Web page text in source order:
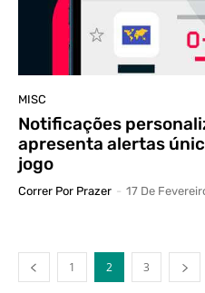
MISC
Notificações
apresenta alertas
jogo
Correr Por Prazer - 17 De
1 2 3